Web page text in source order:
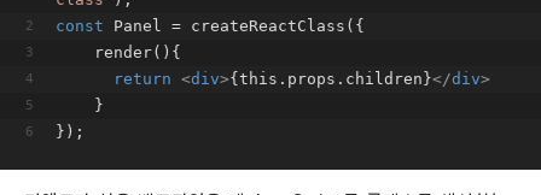
const Panel = createReactClass({
    render(){
return <div>{this.props.children}</div>
    }
});